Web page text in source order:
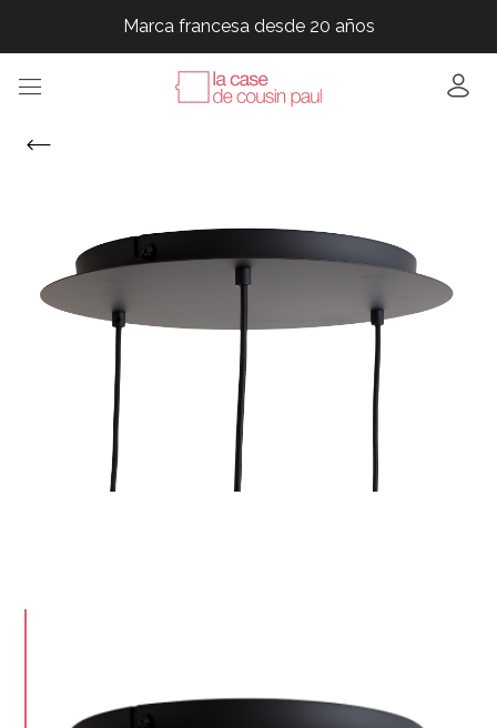
Marca francesa desde 20 años
Marca francesa desde 20 años
Marca francesa desde 20 años